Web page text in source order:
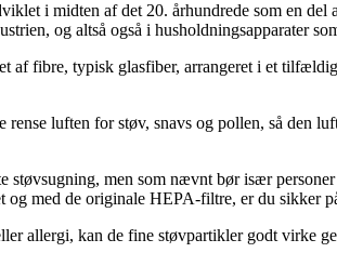
i midten af det 20. århundrede som en
og altså også i husholdningsapparater
af fibre, typisk glasfiber, arrangeret i et
rense luften for støv, snavs og pollen, så den
støvsugning, men som nævnt bør især
og med de originale HEPA-filtre, er du sikker
allergi, kan de fine støvpartikler godt virke